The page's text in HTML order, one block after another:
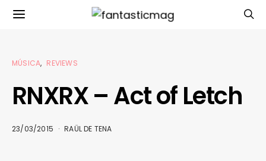
MÚSICA REVIEWS
RNXRX – Act of Letch
23/03/2015 RAÜL DE TENA